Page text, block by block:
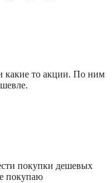
какие то акции. По ним
покупки дешевых
покупаю